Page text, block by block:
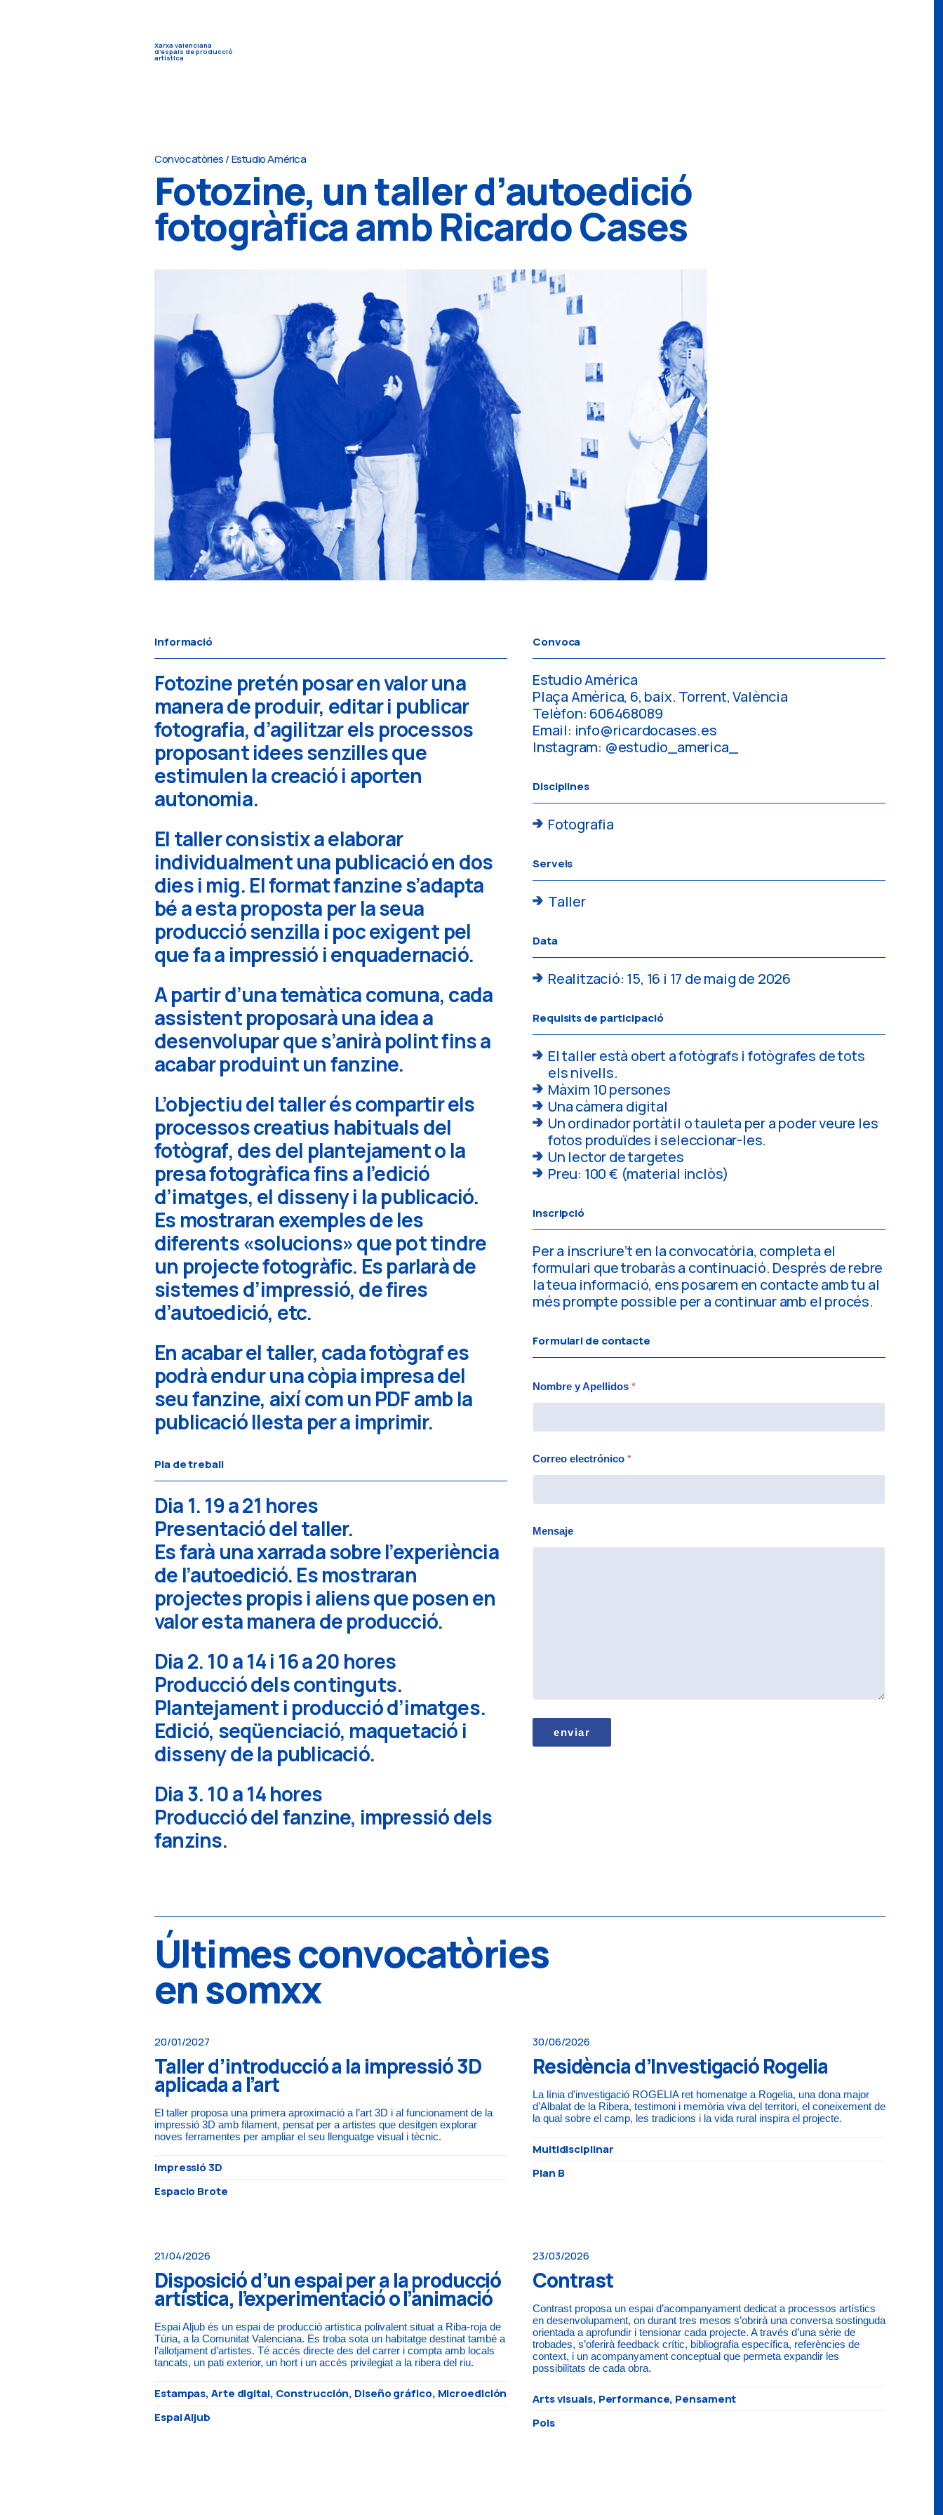
Xarxa valenciana
d’espais de producció
artística
Convocatòries/Estudio América
Fotozine, un taller d’autoedició
fotogràfica amb Ricardo Cases
Informació
Fotozine pretén posar en valor una
manera de produir, editar i publicar
fotografia, d’agilitzar els processos
proposant idees senzilles que
estimulen la creació i aporten
autonomia.
El taller consistix a elaborar
individualment una publicació en dos
dies i mig. El format fanzine s’adapta
bé a esta proposta per la seua
producció senzilla i poc exigent pel
que fa a impressió i enquadernació.
A partir d’una temàtica comuna, cada
assistent proposarà una idea a
desenvolupar que s’anirà polint fins a
acabar produint un fanzine.
L’objectiu del taller és compartir els
processos creatius habituals del
fotògraf, des del plantejament o la
presa fotogràfica fins a l’edició
d’imatges, el disseny i la publicació.
Es mostraran exemples de les
diferents «solucions» que pot tindre
un projecte fotogràfic. Es parlarà de
sistemes d’impressió, de fires
d’autoedició, etc.
En acabar el taller, cada fotògraf es
podrà endur una còpia impresa del
seu fanzine, així com un PDF amb la
publicació llesta per a imprimir.
Pla de treball
Dia 1. 19 a 21 hores
Presentació del taller.
Es farà una xarrada sobre l’experiència
de l’autoedició. Es mostraran
projectes propis i aliens que posen en
valor esta manera de producció.
Dia 2. 10 a 14 i 16 a 20 hores
Producció dels continguts.
Plantejament i producció d’imatges.
Edició, seqüenciació, maquetació i
disseny de la publicació.
Dia 3. 10 a 14 hores
Producció del fanzine, impressió dels
fanzins.
Convoca
Estudio América
Plaça Amèrica, 6, baix. Torrent, València
Telèfon: 606468089
Email: info@ricardocases.es
Instagram: @estudio_america_
Disciplines
Fotografia
Serveis
Taller
Data
Realització: 15, 16 i 17 de maig de 2026
Requisits de participació
El taller està obert a fotògrafs i fotògrafes de tots
els nivells.
Màxim 10 persones
Una càmera digital
Un ordinador portàtil o tauleta per a poder veure les
fotos produïdes i seleccionar-les.
Un lector de targetes
Preu: 100 € (material inclòs)
Inscripció
Per a inscriure’t en la convocatòria, completa el
formulari que trobaràs a continuació. Després de rebre
la teua informació, ens posarem en contacte amb tu al
més prompte possible per a continuar amb el procés.
Formulari de contacte
Nombre y Apellidos *
e
e
o
Correo electrónico *
Mensaje
enviar
Últimes convocatòries
en somxx
20/01/2027
Taller d’introducció a la impressió 3D
aplicada a l’art
El taller proposa una primera aproximació a l’art 3D i al funcionament de la
impressió 3D amb filament, pensat per a artistes que desitgen explorar
noves ferramentes per ampliar el seu llenguatge visual i tècnic.
Impressió 3D
Espacio Brote
30/06/2026
Residència d’Investigació Rogelia
La línia d'investigació ROGELIA ret homenatge a Rogelia, una dona major
d’Albalat de la Ribera, testimoni i memòria viva del territori, el coneixement de
la qual sobre el camp, les tradicions i la vida rural inspira el projecte.
Multidisciplinar
Plan B
21/04/2026
Disposició d’un espai per a la producció
artística, l’experimentació o l’animació
Espai Aljub és un espai de producció artística polivalent situat a Riba-roja de
Túria, a la Comunitat Valenciana. Es troba sota un habitatge destinat també a
l’allotjament d’artistes. Té accés directe des del carrer i compta amb locals
tancats, un pati exterior, un hort i un accés privilegiat a la ribera del riu.
Estampas, Arte digital, Construcción, Diseño gráfico, Microedición
Espai Aljub
23/03/2026
Contrast
Contrast proposa un espai d’acompanyament dedicat a processos artístics
en desenvolupament, on durant tres mesos s’obrirà una conversa sostinguda
orientada a aprofundir i tensionar cada projecte. A través d’una sèrie de
trobades, s’oferirà feedback crític, bibliografia específica, referències de
context, i un acompanyament conceptual que permeta expandir les
possibilitats de cada obra.
Arts visuals, Performance, Pensament
Pols